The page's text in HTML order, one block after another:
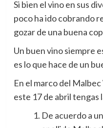
Si bien el vino en sus
poco ha ido cobrando
gozar de una buena
Un buen vino siempre
es lo que hace de un
En el marco del
este 17 de abril
De acuerdo a